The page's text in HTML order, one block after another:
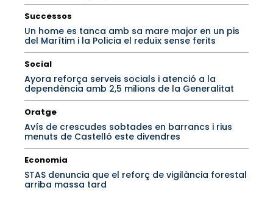
Successos
Un home es tanca amb sa mare major en un pis
del Marítim i la Policia el reduïx sense ferits
Social
Ayora reforça serveis socials i atenció a la
dependència amb 2,5 milions de la Generalitat
Oratge
Avís de crescudes sobtades en barrancs i rius
menuts de Castelló este divendres
Economia
STAS denuncia que el reforç de vigilància forestal
arriba massa tard